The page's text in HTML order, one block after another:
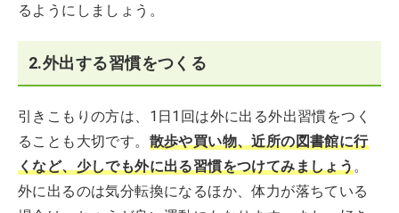
るようにしましょう。
2.外出する習慣をつくる
引きこもりの方は、1日1回は外に出る外出習慣をつく
ることも大切です。 散歩や買い物、近所の図書館に行
くなど、少しでも外に出る習慣をつけてみましょう。
外に出るのは気分転換になるほか、体力が落ちている